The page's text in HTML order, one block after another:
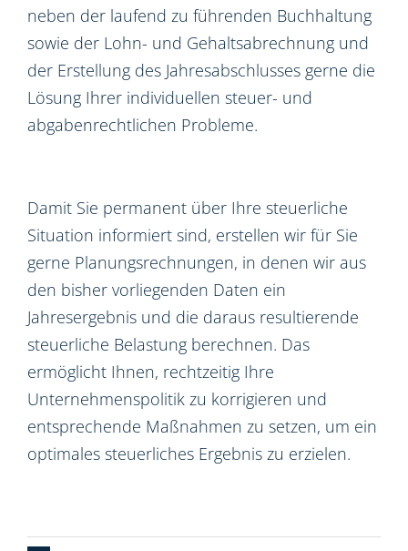
neben der laufend zu führenden Buchhaltung
sowie der Lohn- und Gehaltsabrechnung und
der Erstellung des Jahresabschlusses gerne die
Lösung Ihrer individuellen steuer- und
abgabenrechtlichen Probleme.
Damit Sie permanent über Ihre steuerliche
Situation informiert sind, erstellen wir für Sie
gerne Planungsrechnungen, in denen wir aus
den bisher vorliegenden Daten ein
Jahresergebnis und die daraus resultierende
steuerliche Belastung berechnen. Das
ermöglicht Ihnen, rechtzeitig Ihre
Unternehmenspolitik zu korrigieren und
entsprechende Maßnahmen zu setzen, um ein
optimales steuerliches Ergebnis zu erzielen.